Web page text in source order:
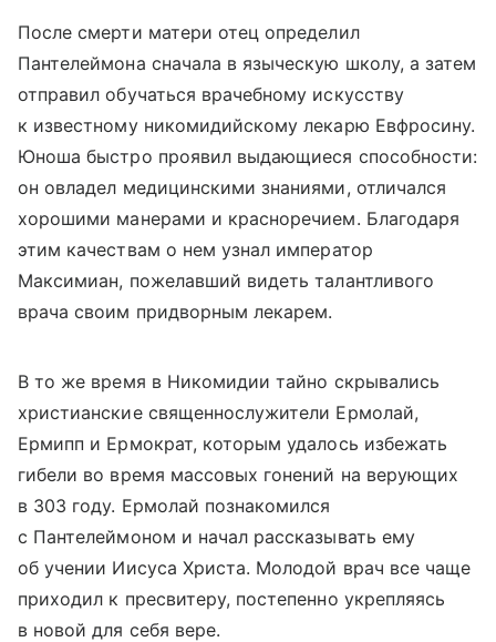
После смерти матери отец определил
Пантелеймона сначала в языческую школу, а затем
отправил обучаться врачебному искусству
к известному никомидийскому лекарю Евфросину.
Юноша быстро проявил выдающиеся способности:
он овладел медицинскими знаниями, отличался
хорошими манерами и красноречием. Благодаря
этим качествам о нем узнал император
Максимиан, пожелавший видеть талантливого
врача своим придворным лекарем.
В то же время в Никомидии тайно скрывались
христианские священнослужители Ермолай,
Ермипп и Ермократ, которым удалось избежать
гибели во время массовых гонений на верующих
в 303 году. Ермолай познакомился
с Пантелеймоном и начал рассказывать ему
об учении Иисуса Христа. Молодой врач все чаще
приходил к пресвитеру, постепенно укрепляясь
в новой для себя вере.